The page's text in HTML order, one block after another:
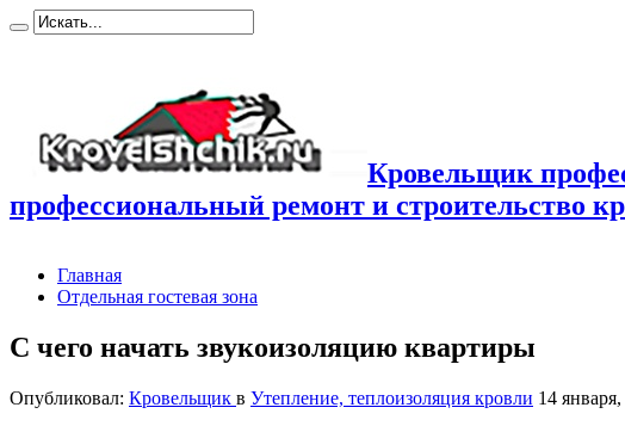
Кровельщик
профессиональный ремонт и строительство
Главная
Отдельная гостевая зона
С чего начать звукоизоляцию квартиры
Опубликовал: Кровельщик в Утепление, теплоизоляция кровли 14